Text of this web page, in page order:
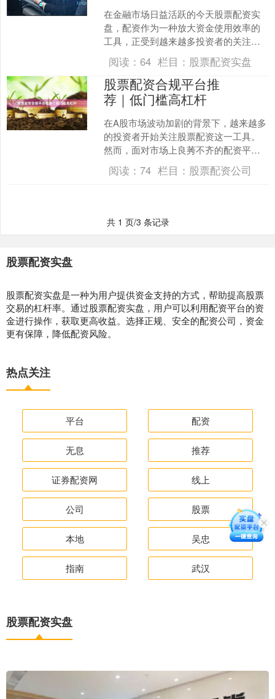
在金融市场日益活跃的今天股票配资实
盘，配资作为一种放大资金使用效率的
工具，正受到越来越多投资者的关注。
然而，面对市场上众多配资平台，如何
选择一家“合规安全、高杠....
阅读：64 栏目： 股票配资实盘
股票配资合规平台推
荐｜低门槛高杠杆
在A股市场波动加剧的背景下，越来越多
的投资者开始关注股票配资这一工具。
然而，面对市场上良莠不齐的配资平
台，如何选择一家合规、安全且具备低
门槛、高杠杆优势的平台，....
阅读：74 栏目： 股票配资公司
共 1 页/3 条记录
股票配资实盘
股票配资实盘是一种为用户提供资金支持的方式，帮助提高股票
交易的杠杆率。通过股票配资实盘，用户可以利用配资平台的资
金进行操作，获取更高收益。选择正规、安全的配资公司，资金
更有保障，降低配资风险。
热点关注
平台 配资
无息 推荐
证券配资网 线上
公司 股票
本地 吴忠
指南 武汉
股票配资实盘